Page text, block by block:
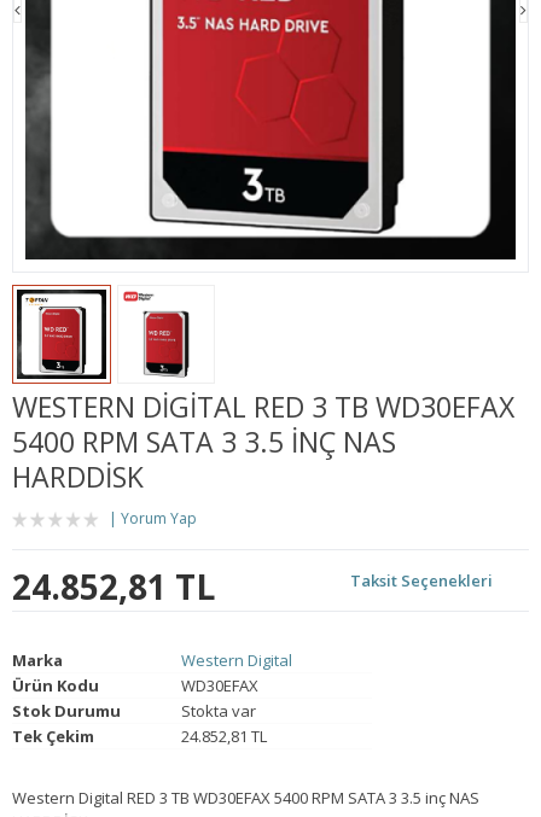
WESTERN DIGITAL RED 3 TB WD30EFAX
5400 RPM SATA 3 3.5 INÇ NAS
HARDDİSK
Yorum Yap
24.852,81 TL Taksit Seçenekleri
Marka
Western Digital
Ürün Kodu
WD30EFAX
Stok Durumu
Stokta var
Tek Çekim
24.852,81 TL
Western Digital RED 3 TB WD30EFAX 5400 RPM SATA 3 3.5 inç NAS